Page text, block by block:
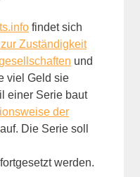
findet sich
Zuständigkeit
und
viel Geld sie
einer Serie baut
der
auf. Die Serie soll
werden.